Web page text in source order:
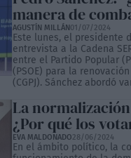
manera de
AGUSTÍN MILLÁN01/07/2024
Este lunes, el presidente
entrevista a la Cadena
entre el Partido Popular
(PSOE) para la
(CGPJ). Sánchez abordó
La
¿Por qué los
EVA MALDONADO28/06/2024
En el ámbito político, la